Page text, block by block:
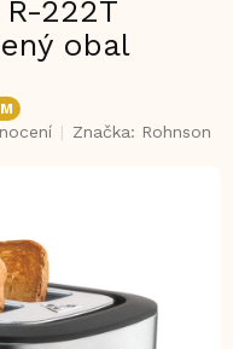
222T
obal
Značka: Rohnson